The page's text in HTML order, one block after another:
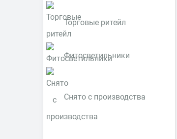
Торговые ритейл
Фитосветильники
Снято с производства